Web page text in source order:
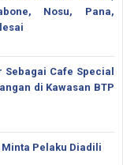
Nosu, Pana,
Cafe Special
di Kawasan BTP
Minta Pelaku Diadili